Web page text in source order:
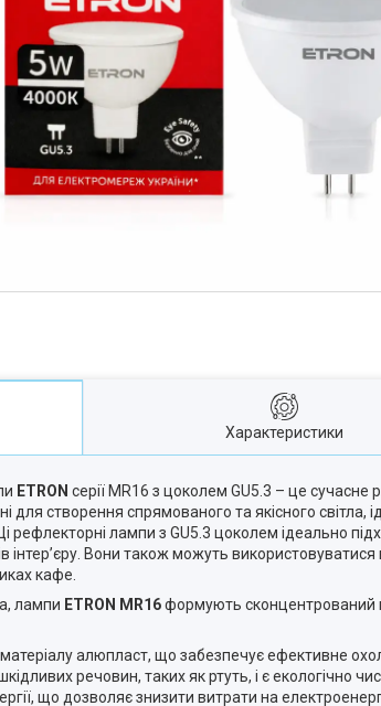
Характеристики
ETRON серії MR16 з цоколем GU5.3 – це сучасне
для створення спрямованого та якісного
рефлекторні лампи з GU5.3 цоколем ідеально
інтер’єру. Вони також можуть
кафе.
лампи ETRON MR16формують сконцентрований
алюпласт, що забезпечує ефективне
речовин, таких як ртуть, і є екологічно
що дозволяє знизити витрати на